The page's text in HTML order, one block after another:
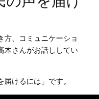
方、コミュニケーショ
木さんがお話ししてい
けるには」です。